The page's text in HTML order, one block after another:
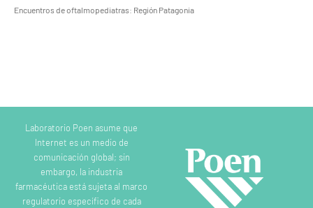
Encuentros de oftalmopediatras: Región Patagonia
Laboratorio Poen asume que
Internet es un medio de
comunicación global; sin
embargo, la industria
farmacéutica está sujeta al marco
regulatorio específico de cada